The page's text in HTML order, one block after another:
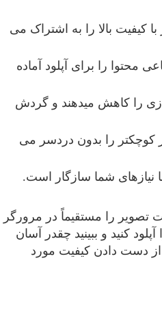
کیفیت بالا را به اشتراک می
محتوا را برای آپلود آماده
را کاهش میدهند و گردش
کوچکتر را بدون دردسر می
نیازهای شما سازگار است.
تصویر را مستقیماً در مرورگر
کنید و ببینید چقدر آسان
از دست دادن کیفیت مورد